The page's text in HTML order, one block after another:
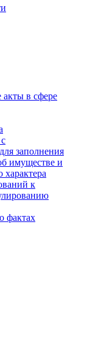
в сфере
заполнения
имуществе и
характера
к
фактах